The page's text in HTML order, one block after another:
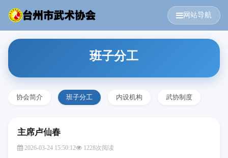
网站导航
班子分工
协会简介 班子分工 内设机构 武协制度
主席卢仙春
2026-03-24 15:50:12 1228次阅读